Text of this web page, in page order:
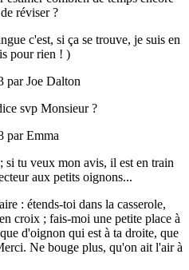
réviser ?
c'est, si ça se trouve, je suis en
pour rien ! )
par Joe Dalton
svp Monsieur ?
par Emma
si tu veux mon avis, il est en train
aux petits oignons...
: étends-toi dans la casserole,
croix ; fais-moi une petite place à
d'oignon qui est à ta droite, que
Ne bouge plus, qu'on ait l'air à